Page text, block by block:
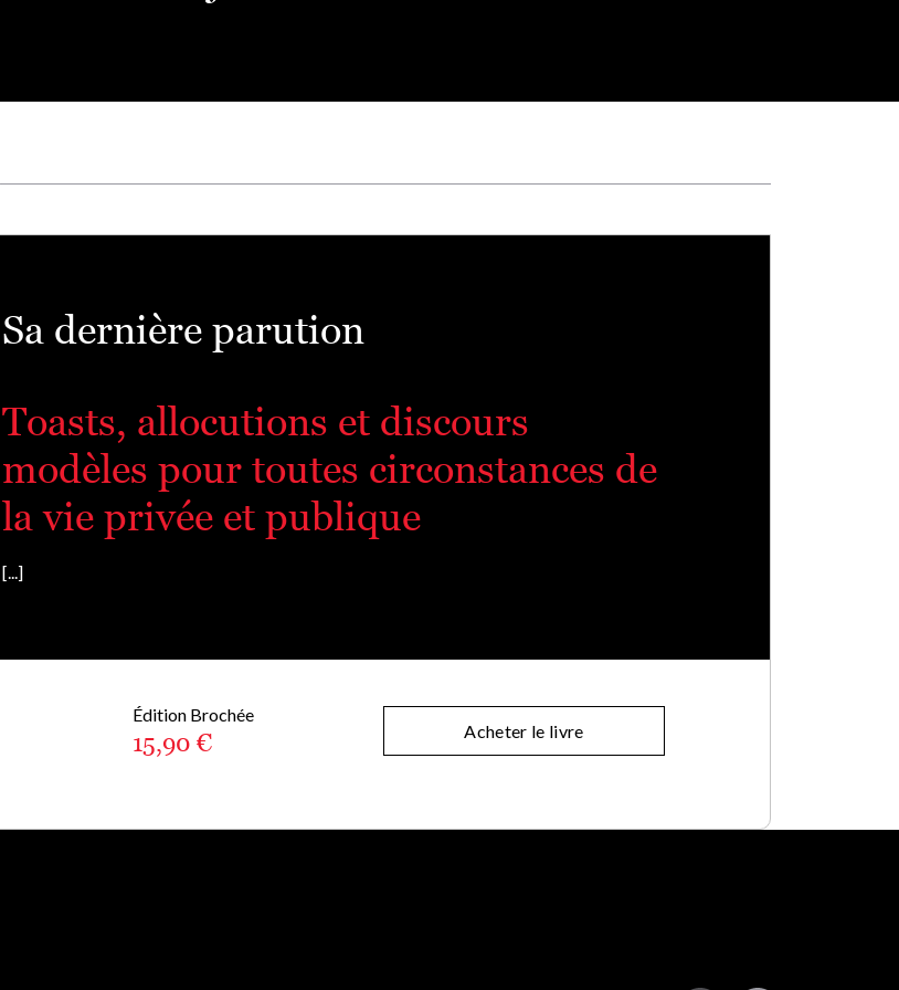
Sa dernière parution
Toasts, allocutions et discours
modèles pour toutes circonstances de
la vie privée et publique
[...]
Édition Brochée
15,90 € Acheter le livre